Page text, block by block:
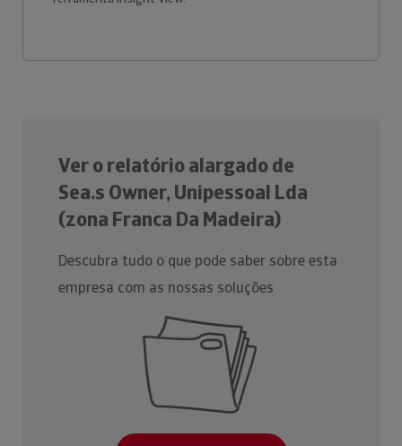
Ver o relatório alargado de
Sea.s Owner, Unipessoal Lda
(zona Franca Da Madeira)
Descubra tudo o que pode saber sobre esta
empresa com as nossas soluções